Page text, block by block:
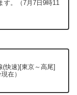
す。（7月7日9時11
(快速)[東京～高尾]
在）